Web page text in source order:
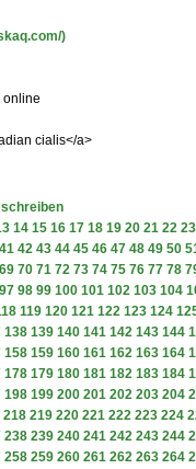
)
online
cialis</a>
14 15 16 17 18 19 20 21 22 23
41 42 43 44 45 46 47 48 49 50
69 70 71 72 73 74 75 76 77 78
97 98 99 100 101 102 103 104
119 120 121 122 123 124
138 139 140 141 142 143 144
158 159 160 161 162 163 164
178 179 180 181 182 183 184
198 199 200 201 202 203 204
218 219 220 221 222 223 224
238 239 240 241 242 243 244
258 259 260 261 262 263 264